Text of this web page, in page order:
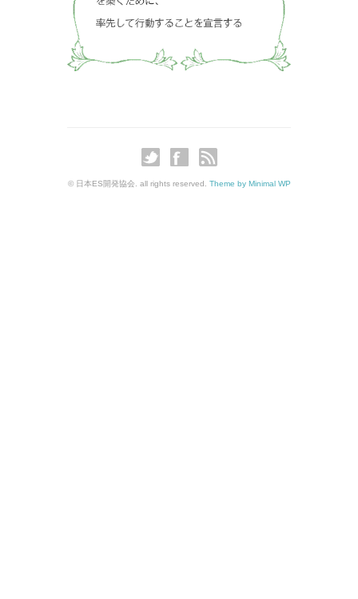
© 日本ES開発協会. all rights reserved. Theme by Minimal WP